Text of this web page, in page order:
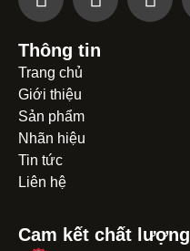
Thông tin
Trang chủ
Giới thiệu
Sản phẩm
Nhãn hiệu
Tin tức
Liên hệ
Cam kết chất lượng